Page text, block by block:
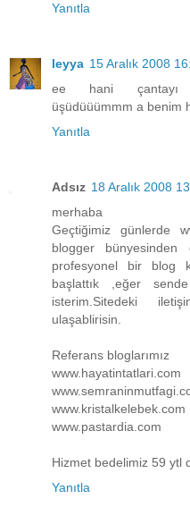
Yanıtla
leyya 15 Aralık 2008
ee hani çantayı
üşüdüüümmm a benim
Yanıtla
Adsız 18 Aralık 2008
merhaba
Geçtiğimiz günlerde
blogger bünyesinden
profesyonel bir blog
başlattık ,eğer
isterim.Sitedeki
ulaşablirisin.
Referans bloglarımız
www.hayatintatlari.com
www.kristalkelebek.com
www.pastardia.com
Hizmet bedelimiz 59 ytl
Yanıtla